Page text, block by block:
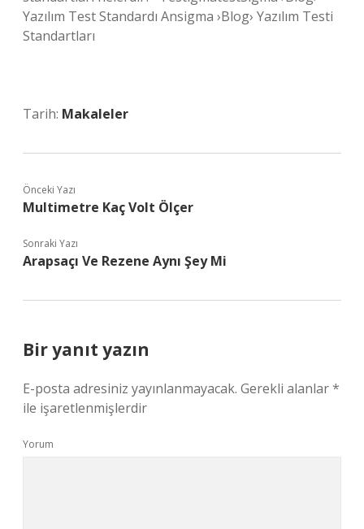
Yazılım Test Standardı Ansigma ›Blog› Yazılım Testi
Standartları
Tarih: Makaleler
Önceki Yazı
Multimetre Kaç Volt Ölçer
Sonraki Yazı
Arapsaçı Ve Rezene Aynı Şey Mi
Bir yanıt yazın
E-posta adresiniz yayınlanmayacak. Gerekli alanlar*
ile işaretlenmişlerdir
Yorum